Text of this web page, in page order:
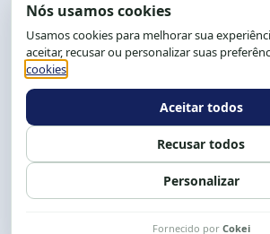
End.: R. da Graça, 150. Graça
CEP: 40.150-055
Salvador-BA, Brasil.
Tel.: (71) 2104-5457, Cel.: (71) 9 9239-
Expediente: 8h às 12h e 13 às
Siga nossas redes